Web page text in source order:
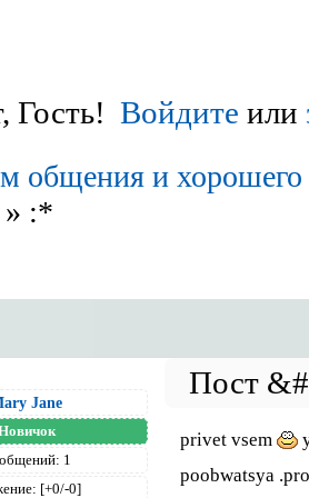
Гость! Войдите или
общения и хорошего
» :*
Jane
1
[+0/-0]
privet vsem
poobwatsya